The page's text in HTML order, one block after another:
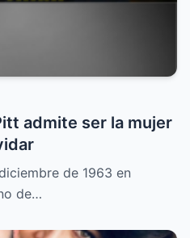
admite ser la mujer
de 1963 en
de…